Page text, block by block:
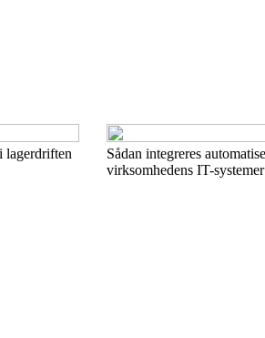
lagerdriften
Sådan integreres
virksomhedens IT-systemer